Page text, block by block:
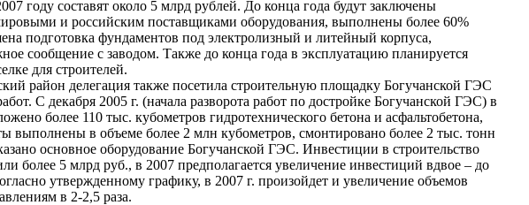
году составят около 5 млрд рублей. До конца года будут заключены
и российским поставщиками оборудования, выполнены более 60%
подготовка фундаментов под электролизный и литейный корпуса,
сообщение с заводом. Также до конца года в эксплуатацию планируется
для строителей.
район делегация также посетила строительную площадку Богучанской ГЭС
С декабря 2005 г. (начала разворота работ по достройке Богучанской ГЭС) в
более 110 тыс. кубометров гидротехнического бетона и асфальтобетона,
выполнены в объеме более 2 млн кубометров, смонтировано более 2 тыс. тонн
основное оборудование Богучанской ГЭС. Инвестиции в строительство
более 5 млрд руб., в 2007 предполагается увеличение инвестиций вдвое – до
утвержденному графику, в 2007 г. произойдет и увеличение объемов
в 2-2,5 раза.